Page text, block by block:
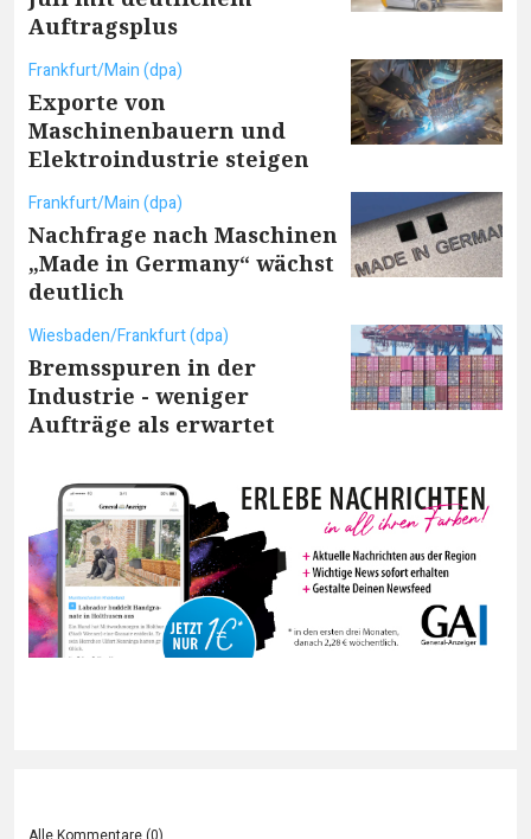
Auftragsplus
Frankfurt/Main (dpa)
Exporte von
Maschinenbauern und
Elektroindustrie steigen
Frankfurt/Main (dpa)
Nachfrage nach Maschinen
„Made in Germany“ wächst
deutlich
Wiesbaden/Frankfurt (dpa)
Bremsspuren in der
Industrie - weniger
Aufträge als erwartet